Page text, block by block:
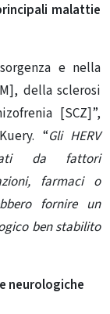
malattie
e nella
della sclerosi
[SCZ]”,
“Gli HERV
​​da fattori
farmaci o
fornire un
ben stabilito
neurologiche